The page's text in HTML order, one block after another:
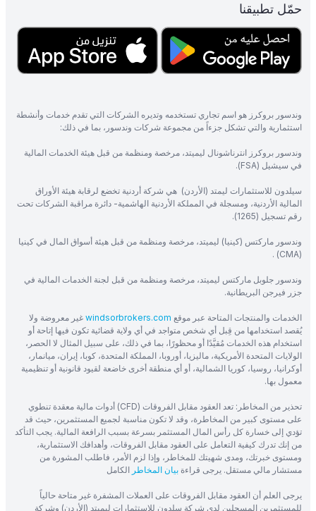
حمّل تطبيقنا
وندسور بروكرز هو اسم تجاري تستخدمه وتديره الشركات التي تقدم خدمات وأنشطة
استثمارية والتي تشكل جزءاً من مجموعة شركات وندسور، بما في ذلك:
وندسور بروكرز انترناشونال ليميتد، مرخصة ومنظمة من قبل هيئة الخدمات المالية
في سيشيل (FSA).
سيلدون للاستثمارات ليمتد (الأردن) هي شركة أردنية تخضع لرقابة هيئة الأوراق
المالية الأردنية، ومسجلة في المملكة الأردنية الهاشمية- دائرة مراقبة الشركات تحت
رقم تسجيل (1265).
وندسور ماركتس (كينيا) ليميتد، مرخصة ومنظمة من قبل هيئة أسواق المال في كينيا
(CMA) .
وندسور جلوبل ماركتس ليميتد، مرخصة ومنظمة من قبل لجنة الخدمات المالية في
جزر فيرجن البريطانية.
الخدمات والمنتجات المتاحة عبر موقع windsorbrokers.com غير معروضة ولا
يُقصد استخدامها من قِبل أي شخص متواجد في أي ولاية قضائية تكون فيها إتاحة أو
استخدام هذه الخدمات مُقيَّدًا أو محظورًا، بما في ذلك، على سبيل المثال لا الحصر،
الولايات المتحدة الأمريكية، ماليزيا، أوروبا، المملكة المتحدة، كوبا، إيران، ميانمار،
أوكرانيا، روسيا، كوريا الشمالية، أو أي منطقة أخرى خاضعة لقيود قانونية أو تنظيمية
معمول بها.
تحذير من المخاطر: تعد العقود مقابل الفروقات (CFD) أدوات مالية معقدة تنطوي
على مستوى كبير من المخاطرة، وقد لا تكون مناسبة لجميع المستثمرين، حيث قد
تؤدي إلى خسارة كل رأس المال المستثمر بسرعة بسبب الرافعة المالية. يجب التأكد
من إنك تدرك كيفية التعامل على العقود مقابل الفروقات، وأهدافك الاستثمارية،
ومستوى خبرتك، ومدى شهيتك للمخاطر، وإذا لزم الأمر، فاطلب المشورة من
مستشار مالي مستقل. يرجى قراءة بيان المخاطر الكامل
يرجى العلم أن العقود مقابل الفروقات على العملات المشفرة غير متاحة حالياً
للمستثمرين المسجلين لدى شركة سلدون للاستثمارات ليميتد (الأردن) وشركة